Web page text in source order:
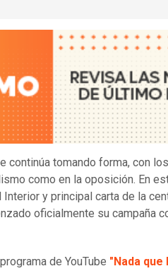
continúa tomando forma, con
como en la oposición. En
y principal carta de la
oficialmente su campaña
de YouTube "Nada